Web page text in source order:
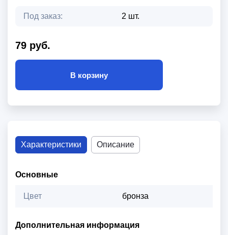
Под заказ: 2 шт.
79 руб.
В корзину
Характеристики Описание
Основные
Цвет бронза
Дополнительная информация